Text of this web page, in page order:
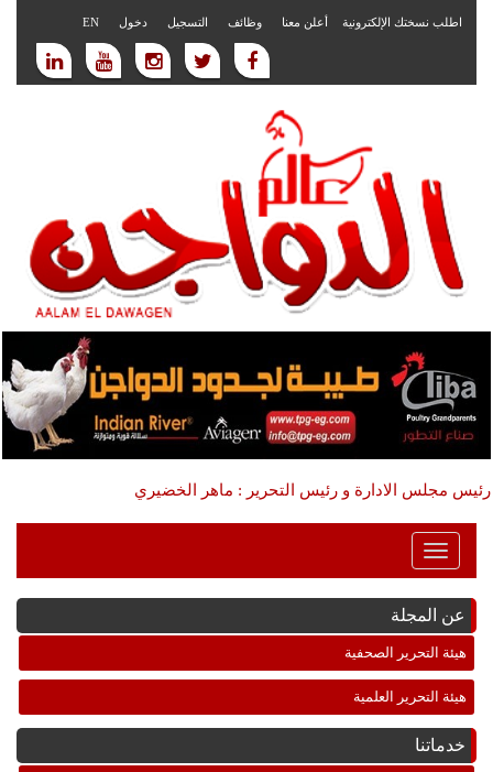
اطلب نسختك الإلكترونية أعلن معنا وظائف التسجيل دخول EN
رئيس مجلس الادارة و رئيس التحرير : ماهر الخضيري
Toggle
Navigation
عن المجلة
هيئة التحرير الصحفية
هيئة التحرير العلمية
خدماتنا